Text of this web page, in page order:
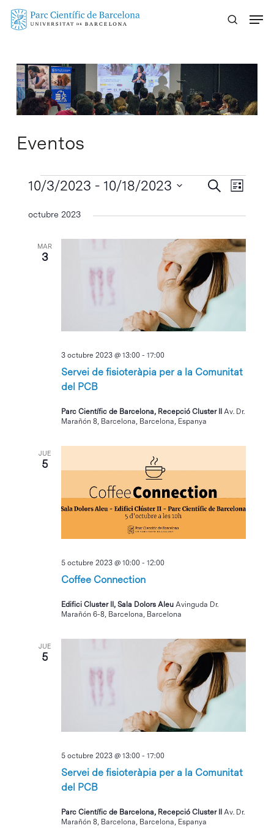
Skip
Eventos
Eventos
búsqueda
y
vistas
de
Eventos
Buscar
vistas
Evento
Lista
10/3/2023 - 10/18/2023
la
octubre 2023
MAR
3
Servei de fisioteràpia per a la Comunitat
del PCB
3 octubre 2023 @ 13:00 -17:00
Parc Científic de Barcelona, Recepció Cluster IIAv. Dr.
Marañón 8, Barcelona, Barcelona, Espanya
JUE
5
Coffee Connection
5 octubre 2023 @ 10:00 -12:00
Edifici Cluster II, Sala Dolors AleuAvinguda Dr.
Marañón 6-8, Barcelona, Barcelona
JUE
5
Servei de fisioteràpia per a la Comunitat
del PCB
5 octubre 2023 @ 13:00 -17:00
Parc Científic de Barcelona, Recepció Cluster IIAv. Dr.
Marañón 8, Barcelona, Barcelona, Espanya